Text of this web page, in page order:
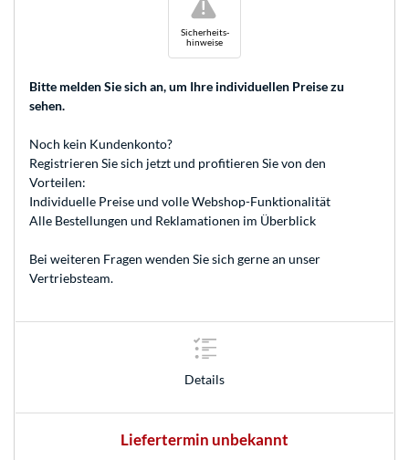
Sicherheits-
hinweise
!
Bitte melden Sie sich an, um Ihre individuellen Preise zu
sehen.
Noch kein Kundenkonto?
Registrieren Sie sich jetzt und profitieren Sie von den
Vorteilen:
Individuelle Preise und volle Webshop-Funktionalität
Alle Bestellungen und Reklamationen im Überblick
Bei weiteren Fragen wenden Sie sich gerne an unser
Vertriebsteam.
Details
Liefertermin unbekannt